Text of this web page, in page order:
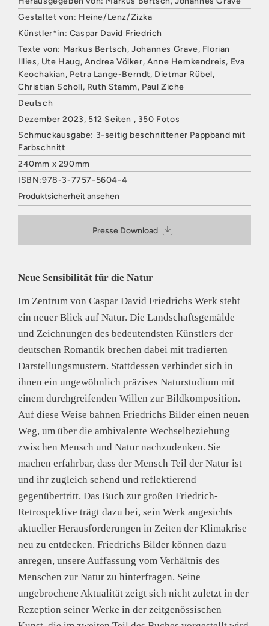
Gestaltet von: Heine/Lenz/Zizka
Künstler*in: Caspar David Friedrich
Texte von: Markus Bertsch, Johannes Grave, Florian
Illies, Ute Haug, Andrea Völker, Anne Hemkendreis, Eva
Keochakian, Petra Lange-Berndt, Dietmar Rübel,
Christian Scholl, Ruth Stamm, Paul Ziche
Deutsch
Dezember 2023, 512 Seiten , 350 Fotos
Schmuckausgabe: 3-seitig beschnittener Pappband mit
Farbschnitt
240mm x 290mm
ISBN:978-3-7757-5604-4
Produktsicherheit ansehen
HATJE CANTZ VERLAG
Deutschland
Sicherheitshinweis entsprechend Art. 9 Abs. 7 S. 2 der
Presse Download
Neue Sensibilität für die Natur
Im Zentrum von Caspar David Friedrichs Werk steht
ein neuer Blick auf Natur. Die Landschaftsgemälde
und Zeichnungen des bedeutendsten Künstlers der
deutschen Romantik brechen dabei mit tradierten
Darstellungsmustern. Stattdessen verbindet sich in
ihnen ein ungewöhnlich präzises Naturstudium mit
einem durchgreifenden Willen zur Bildkomposition.
Auf diese Weise bahnen Friedrichs Bilder einen neuen
Weg, um über die ambivalente Wechselbeziehung
zwischen Mensch und Natur nachzudenken. Sie
machen erfahrbar, dass der Mensch Teil der Natur ist
und ihr zugleich sehend und reflektierend
gegenübertritt. Das Buch zur großen Friedrich-
Retrospektive trägt dazu bei, sein Werk angesichts
aktueller Herausforderungen in Zeiten der Klimakrise
neu zu entdecken. Friedrichs Bilder können dazu
anregen, unsere Auffassung vom Verhältnis des
Menschen zur Natur zu hinterfragen. Seine
ungebrochene Aktualität zeigt sich nicht zuletzt in der
Rezeption seiner Werke in der zeitgenössischen